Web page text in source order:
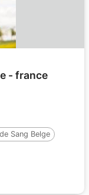
- france
Sang Belge